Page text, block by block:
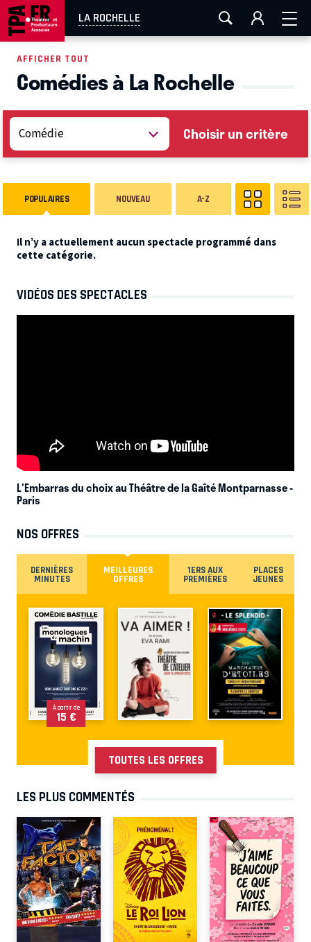
LA ROCHELLE
AIX-MARSEILLE AURAY LA ROCHELLE
EN TOURNÉE
AFFICHER TOUT
Comédies à La Rochelle
Choisir un critère
POPULAIRES NOUVEAU A-Z
Il n’y a actuellement aucun spectacle programmé dans
cette catégorie.
VIDÉOS DES SPECTACLES
L'Embarras du choix au Théâtre de la Gaîté Montparnasse-
Paris
NOS OFFRES
DERNIÈRES
MINUTES
MEILLEURES
OFFRES
1ERS AUX
PREMIÈRES
PLACES
JEUNES
À partir de
15 €
TOUTES LES OFFRES
LES PLUS COMMENTÉS